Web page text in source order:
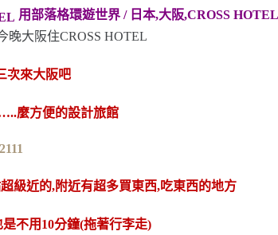
用部落格環遊世界 / 日本,大阪,CROSS HOTEL
次來大阪吧
麼方便的設計旅館
級近的,附近有超多買東西,吃東西的地方
不用10分鐘(拖著行李走)